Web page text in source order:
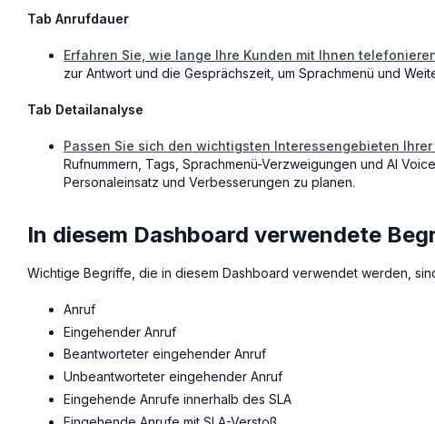
Tab Anrufdauer
Erfahren Sie, wie lange Ihre Kunden mit Ihnen
zur Antwort und die Gesprächszeit, um Sprachmenü und
Tab Detailanalyse
Passen Sie sich den wichtigsten Interessengebieten Ihrer
Rufnummern, Tags, Sprachmenü-Verzweigungen und AI
Personaleinsatz und Verbesserungen zu planen.
In diesem Dashboard verwendete
Wichtige Begriffe, die in diesem Dashboard verwendet werden,
Anruf
Eingehender Anruf
Beantworteter eingehender Anruf
Unbeantworteter eingehender Anruf
Eingehende Anrufe innerhalb des SLA